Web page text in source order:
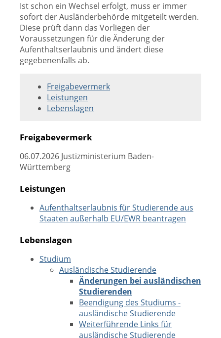
Ist schon ein Wechsel erfolgt, muss er immer
sofort der Ausländerbehörde mitgeteilt werden.
Diese prüft dann das Vorliegen der
Voraussetzungen für die Änderung der
Aufenthaltserlaubnis und ändert diese
gegebenenfalls ab.
Freigabevermerk
Leistungen
Lebenslagen
Freigabevermerk
06.07.2026 Justizministerium Baden-
Württemberg
Leistungen
Aufenthaltserlaubnis für Studierende aus
Staaten außerhalb EU/EWR beantragen
Lebenslagen
Studium
Ausländische Studierende
Änderungen bei ausländischen
Studierenden
Beendigung des Studiums -
ausländische Studierende
Weiterführende Links für
ausländische Studierende